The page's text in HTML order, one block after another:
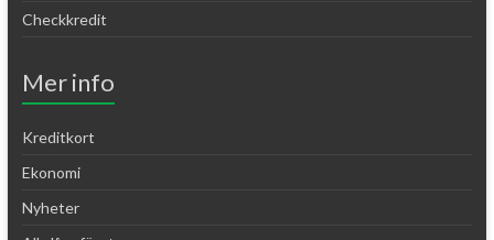
Checkkredit
Mer info
Kreditkort
Ekonomi
Nyheter